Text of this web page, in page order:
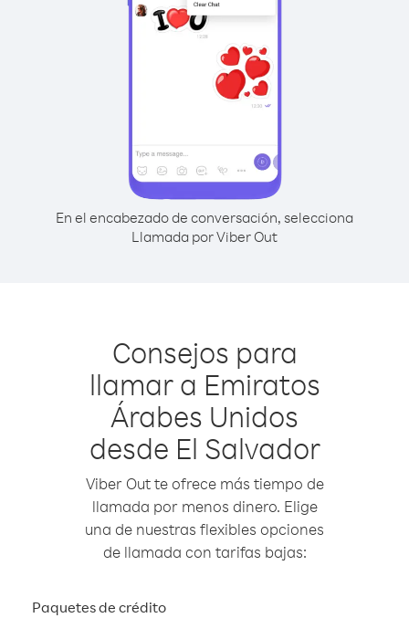
En el encabezado de conversación, selecciona
Llamada por Viber Out
Consejos para
llamar a Emiratos
Árabes Unidos
desde El Salvador
Viber Out te ofrece más tiempo de
llamada por menos dinero. Elige
una de nuestras flexibles opciones
de llamada con tarifas bajas:
Paquetes de crédito